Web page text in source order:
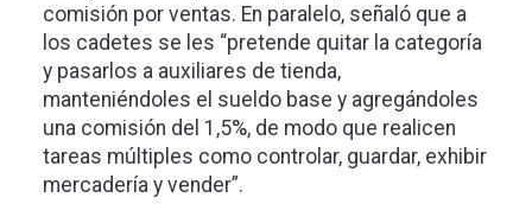
comisión por ventas. En paralelo, señaló que a
los cadetes se les “pretende quitar la categoría
y pasarlos a auxiliares de tienda,
manteniéndoles el sueldo base y agregándoles
una comisión del 1,5%, de modo que realicen
tareas múltiples como controlar, guardar, exhibir
mercadería y vender”.